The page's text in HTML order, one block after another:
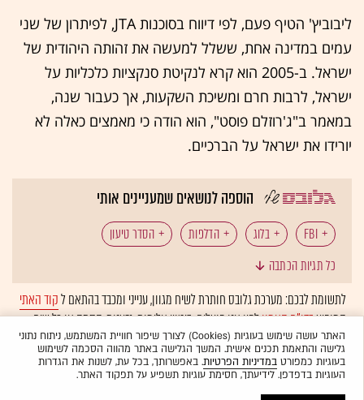
ליבוביץ' הטיף פעם, לפי דיווח בסוכנות JTA, לפיתרון של שני
עמים במדינה אחת, ששלל למעשה את זהותה היהודית של
ישראל. ב-2005 הוא קרא לנקיטת סנקציות כלכליות על
ישראל, לרבות חרם ומשיכת השקעות, אך כעבור שנה,
במאמר ב"ג'רוזלם פוסט", הוא הודה כי מאמצים כאלה לא
יורידו את ישראל על הברכיים.
הוספה לנושאים שמעניינים אותי
FBI בלוג הדלפות הסדר טיעון
מאסר בפועל
כל תגיות הכתבה
לתשומת לבכם: מערכת גלובס חותרת לשיח מגוון, ענייני ומכבד בהתאם לקוד האתי
המופיעבדו"ח האמוןלפיו אנו פועלים. ביטויי אלימות, גזענות, הסתה או כל שיח
בלתי הולם אחר מסוננים בצורהאוטומטיתולא יפורסמו באתר.
האתר עושה שימוש בעוגיות (Cookies) לצורך שיפור חוויית המשתמש, ניתוח נתוני
גלישה והתאמת תכנים אישית. המשך הגלישה באתר מהווה הסכמה לשימוש
בעוגיות כמפורטבמדיניות הפרטיות. באפשרותך, בכל עת, לשנות את הגדרות
העוגיות בדפדפן. לידיעתך, חסימת עוגיות תשפיע על תפקוד האתר.